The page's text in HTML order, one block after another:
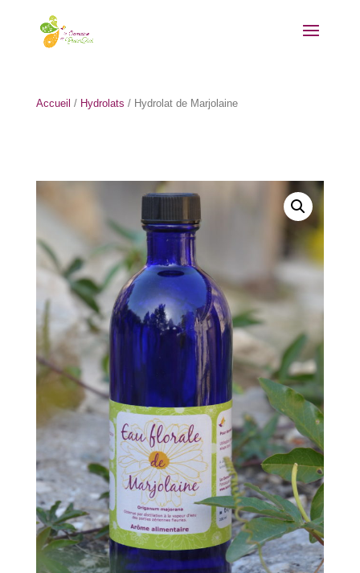
Accueil / Hydrolats / Hydrolat de Marjolaine